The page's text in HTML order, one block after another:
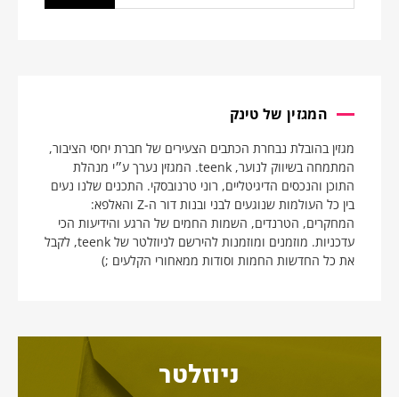
המגזין של טינק
מגזין בהובלת נבחרת הכתבים הצעירים של חברת יחסי הציבור,
המתמחה בשיווק לנוער, teenk. המגזין נערך ע״י מנהלת
התוכן והנכסים הדיגיטליים, רוני טרנובסקי. התכנים שלנו נעים
בין כל העולמות שנוגעים לבני ובנות דור ה-Z והאלפא:
המחקרים, הטרנדים, השמות החמים של הרגע והידיעות הכי
עדכניות. מוזמנים ומוזמנות להירשם לניוזלטר של teenk, לקבל
את כל החדשות החמות וסודות ממאחורי הקלעים ;)
ניוזלטר